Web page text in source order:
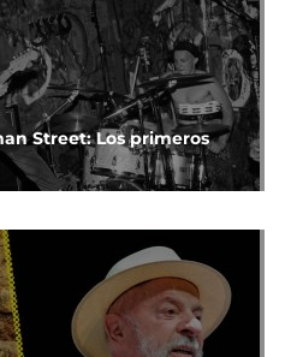
Street: Los primeros